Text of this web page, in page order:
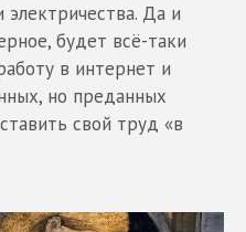
Да и
будет всё-таки
в интернет и
но преданных
свой труд «в